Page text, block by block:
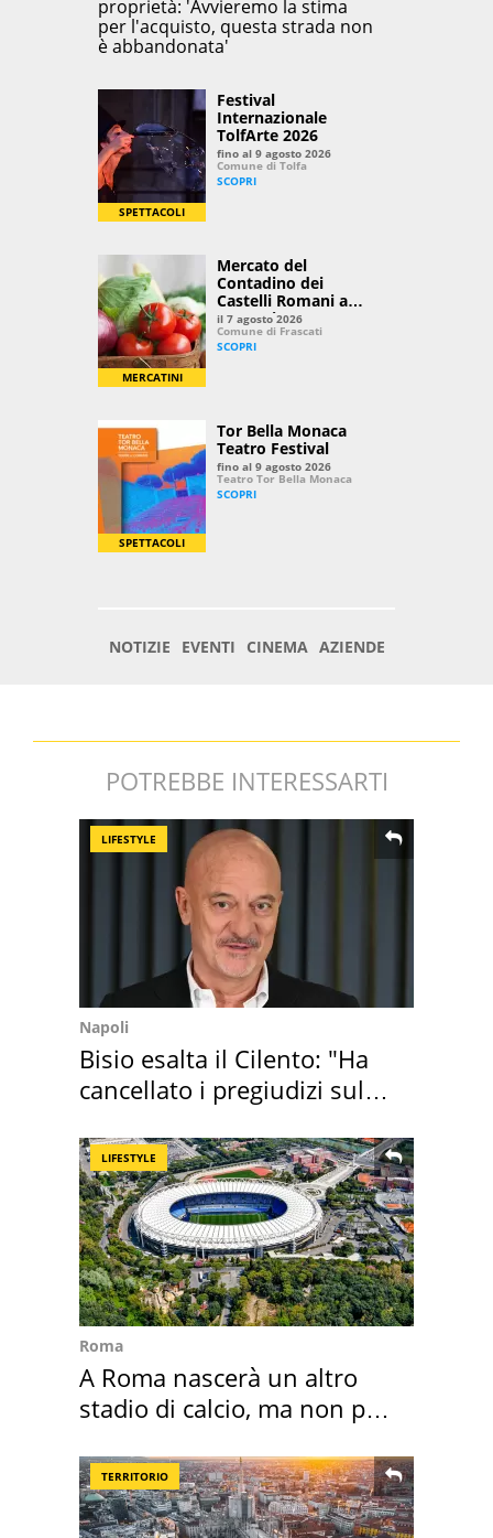
POTREBBE INTERESSARTI
LIFESTYLE
Napoli
Bisio esalta il Cilento: "Ha
cancellato i pregiudizi sul
LIFESTYLE
Roma
A Roma nascerà un altro
stadio di calcio, ma non per
TERRITORIO